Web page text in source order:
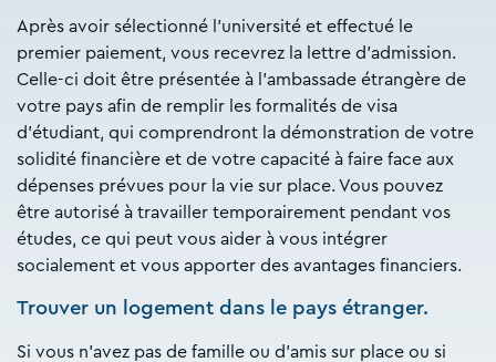
Après avoir sélectionné l'université et effectué le
premier paiement, vous recevrez la lettre d'admission.
Celle-ci doit être présentée à l'ambassade étrangère de
votre pays afin de remplir les formalités de visa
d'étudiant, qui comprendront la démonstration de votre
solidité financière et de votre capacité à faire face aux
dépenses prévues pour la vie sur place. Vous pouvez
être autorisé à travailler temporairement pendant vos
études, ce qui peut vous aider à vous intégrer
socialement et vous apporter des avantages financiers.
Trouver un logement dans le pays étranger.
Si vous n'avez pas de famille ou d'amis sur place ou si